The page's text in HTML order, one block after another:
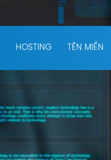
HOSTING TÊN MIỀN